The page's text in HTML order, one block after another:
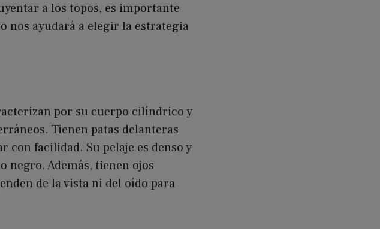
a los topos, es importante
nos ayudará a elegir la estrategia
por su cuerpo cilíndrico y
Tienen patas delanteras
con facilidad. Su pelaje es denso y
negro. Además, tienen ojos
de la vista ni del oído para